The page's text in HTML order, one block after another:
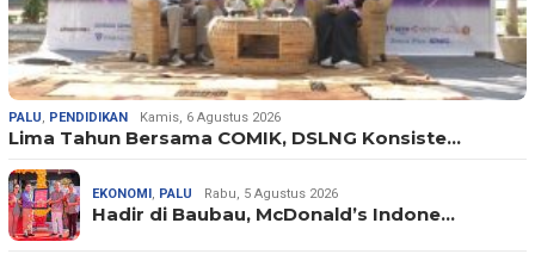
PALU, PENDIDIKAN Kamis, 6 Agustus 2026
Lima Tahun Bersama COMIK, DSLNG Konsiste…
EKONOMI , PALU Rabu, 5 Agustus 2026
Hadir di Baubau, McDonald’s Indone…